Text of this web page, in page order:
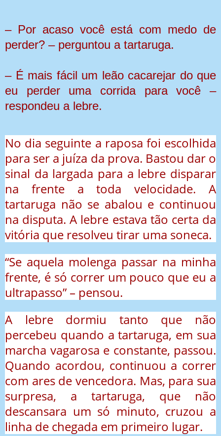
– Por acaso você está com medo de
perder? – perguntou a tartaruga.
– É mais fácil um leão cacarejar do que
eu perder uma corrida para você –
respondeu a lebre.
No dia seguinte a raposa foi escolhida
para ser a juíza da prova. Bastou dar o
sinal da largada para a lebre disparar
na frente a toda velocidade. A
tartaruga não se abalou e continuou
na disputa. A lebre estava tão certa da
vitória que resolveu tirar uma soneca.
“Se aquela molenga passar na minha
frente, é só correr um pouco que eu a
ultrapasso” – pensou.
A lebre dormiu tanto que não
percebeu quando a tartaruga, em sua
marcha vagarosa e constante, passou.
Quando acordou, continuou a correr
com ares de vencedora. Mas, para sua
surpresa, a tartaruga, que não
descansara um só minuto, cruzou a
linha de chegada em primeiro lugar.